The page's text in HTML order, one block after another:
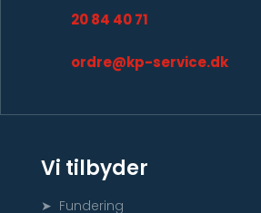
​20 84 40 71
ordre@kp-service.dk
Vi tilbyder
➤ Fundering